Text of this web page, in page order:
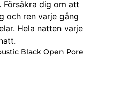
Black Open Pore